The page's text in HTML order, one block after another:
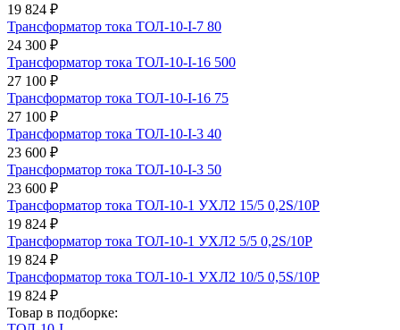
19 824 ₽
Трансформатор тока ТОЛ-10-I-7 80
24 300 ₽
Трансформатор тока ТОЛ-10-I-16 500
27 100 ₽
Трансформатор тока ТОЛ-10-I-16 75
27 100 ₽
Трансформатор тока ТОЛ-10-I-3 40
23 600 ₽
Трансформатор тока ТОЛ-10-I-3 50
23 600 ₽
Трансформатор тока ТОЛ-10-1 УХЛ2 15/5 0,2S/10Р
19 824 ₽
Трансформатор тока ТОЛ-10-1 УХЛ2 5/5 0,2S/10Р
19 824 ₽
Трансформатор тока ТОЛ-10-1 УХЛ2 10/5 0,5S/10Р
19 824 ₽
Товар в подборке: